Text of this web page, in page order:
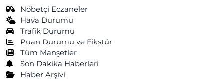
Nöbetçi Eczaneler
Hava Durumu
Trafik Durumu
Puan Durumu ve Fikstür
Tüm Manşetler
Son Dakika Haberleri
Haber Arşivi